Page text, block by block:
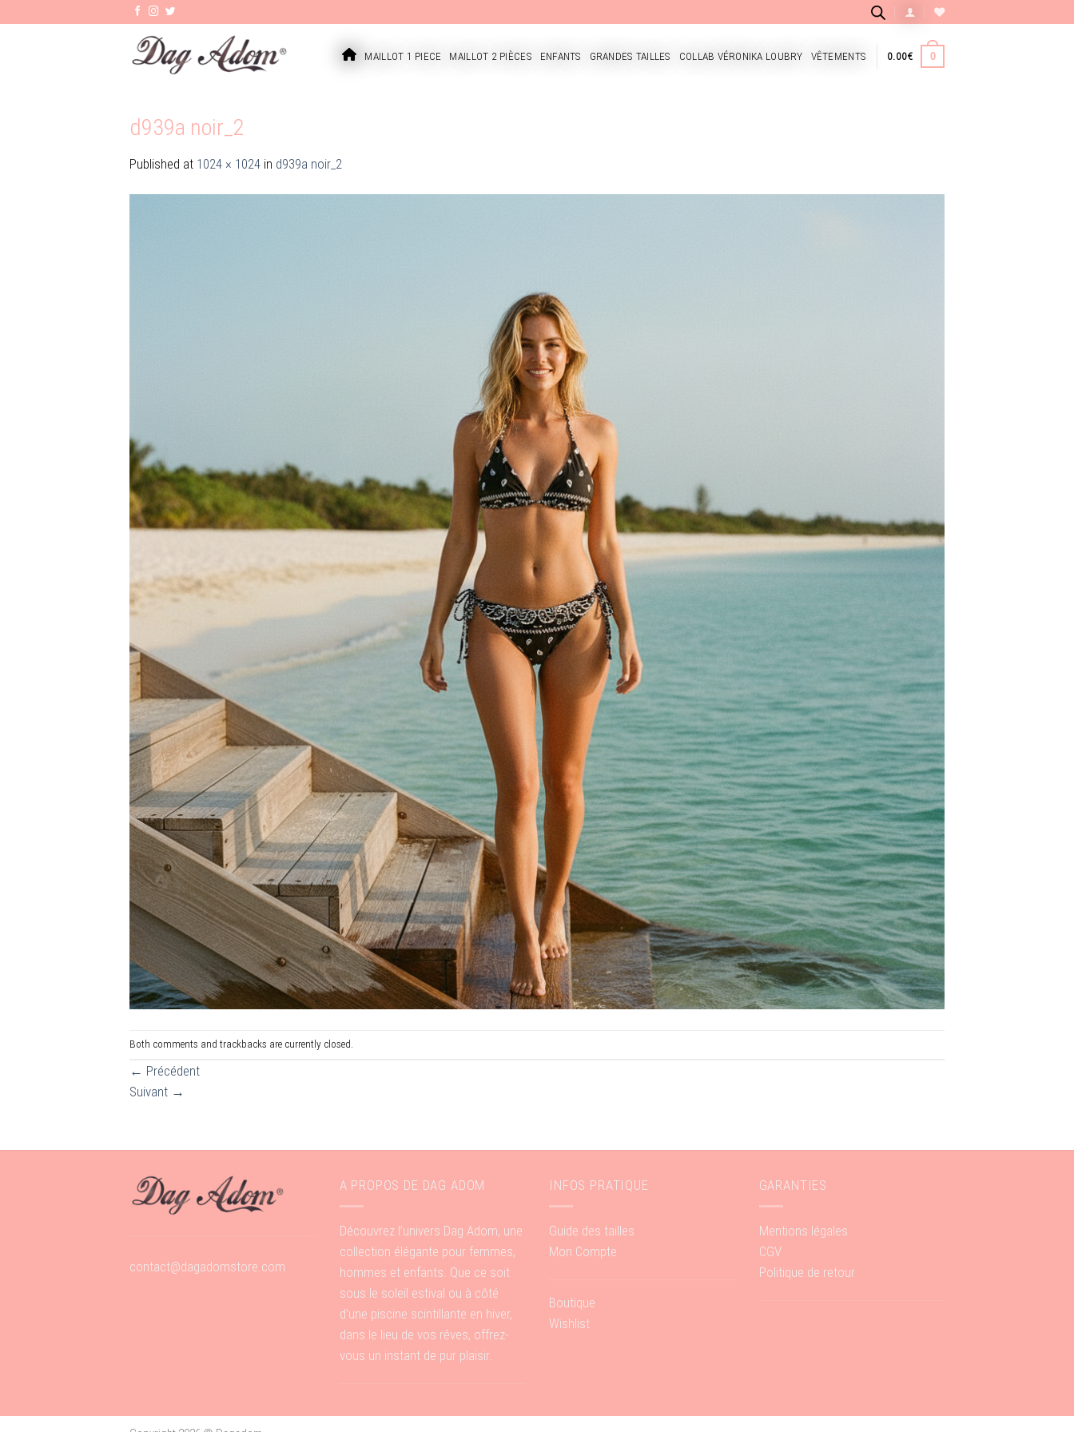
ACCUEILMAILLOT 1 PIECE MAILLOT 2 PIÈCES ENFANTS GRANDES TAILLES COLLAB VÉRONIKA LOUBRY VÊTEMENTS 0.00€ 0
d939a noir_2
Published at 1024 × 1024 in d939a noir_2
Both comments and trackbacks are currently closed.
← Précédent
Suivant →
contact@dagadomstore.com
A PROPOS DE DAG ADOM
Découvrez l’univers Dag Adom, une
collection élégante pour femmes,
hommes et enfants. Que ce soit
sous le soleil estival ou à côté
d’une piscine scintillante en hiver,
dans le lieu de vos rêves, offrez-
vous un instant de pur plaisir.
INFOS PRATIQUE
Guide des tailles
Mon Compte
Boutique
Wishlist
GARANTIES
Mentions légales
CGV
Politique de retour